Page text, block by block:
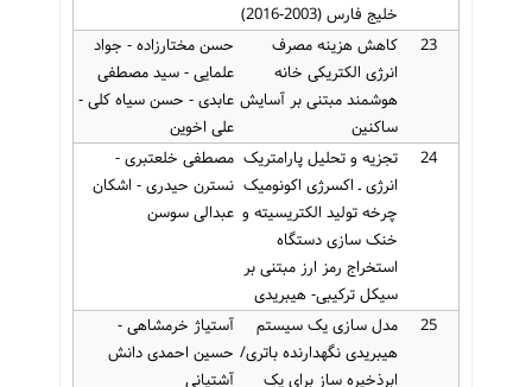
خلیج فارس (2003-2016)
23
کاهش هزینه مصرف
انرژی الکتریکی خانه
هوشمند مبتنی بر آسایش
ساکنین
حسن مختارزاده - جواد
علمایی - سید مصطفی
عابدی - حسن سیاه کلی -
علی اخوین
24
تجزیه و تحلیل پارامتریک
انرژی ـ اکسرژی اکونومیک
چرخه تولید الکتریسیته و
خنک سازی دستگاه
استخراج رمز ارز مبتنی بر
سیکل ترکیبی- هیبریدی
مصطفی خلعتبری -
نسترن حیدری - اشکان
عبدالی سوسن
25
مدل سازی یک سیستم
هیبریدی نگهدارنده باتری/
ابرذخیره ساز برای یک
آستیاژ خرمشاهی -
حسین احمدی دانش
آشتیانی